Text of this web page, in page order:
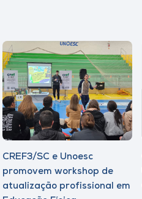
CREF3/SC e Unoesc
promovem workshop de
atualização profissional em